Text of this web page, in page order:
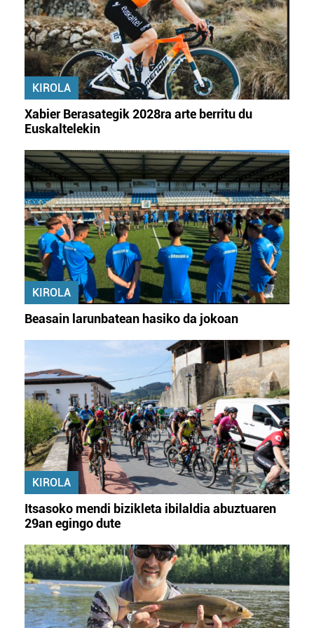
zerbitzuak hobetzeko asmoz, cookie teknologiaz
baliatzen gara. Ohar hau onartuz gero, teknologia hori
erabiltzeko baimen esplizitua ematen diguzu.Gehiago
irakurri
KIROLA
Xabier Berasategik 2028ra arte berritu du
Euskaltelekin
KIROLA
Beasain larunbatean hasiko da jokoan
KIROLA
Itsasoko mendi bizikleta ibilaldia abuztuaren
29an egingo dute